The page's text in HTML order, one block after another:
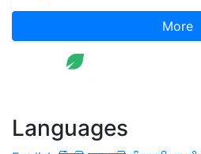
More
Languages